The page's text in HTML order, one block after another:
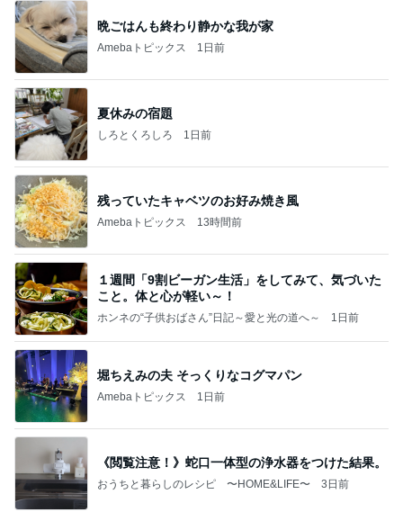
晩ごはんも終わり静かな我が家
Amebaトピックス 1日前
夏休みの宿題
しろとくろしろ 1日前
残っていたキャベツのお好み焼き風
Amebaトピックス 13時間前
１週間「9割ビーガン生活」をしてみて、気づいた
こと。体と心が軽い～！
ホンネの“子供おばさん”日記～愛と光の道へ～ 1日前
堀ちえみの夫 そっくりなコグマパン
Amebaトピックス 1日前
《閲覧注意！》蛇口一体型の浄水器をつけた結果。
おうちと暮らしのレシピ 〜HOME&LIFE〜 3日前